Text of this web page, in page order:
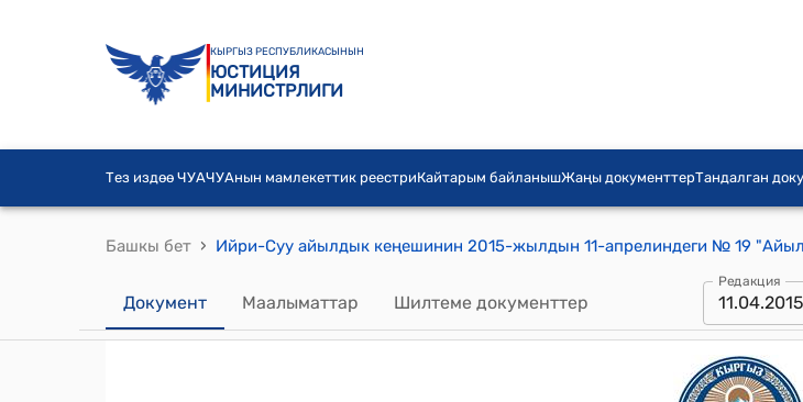
КЫРГЫЗ РЕСПУБЛИКАСЫНЫН
ЮСТИЦИЯ
МИНИСТРЛИГИ
Тез издөө ЧУАЧУАнын мамлекеттик реестриКайтарым байланышЖаңы документтерТандалган
Башкы бет ›
Документ Маалыматтар Шилтеме документтер
Редакция
11.04.2015